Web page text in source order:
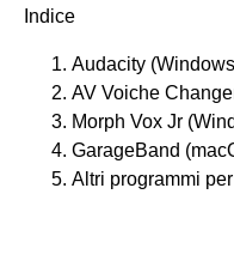
Indice
Audacity
AV Voiche
Morph Vox Jr
GarageBand
Altri programmi